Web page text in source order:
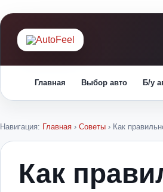
Главная Выбор авто Б/у
Навигация: Главная › Советы › Как
Как